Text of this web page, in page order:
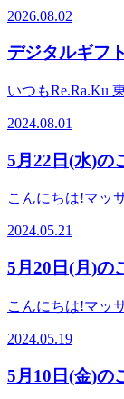
JR中央・総武線
れていてもご案
の間、換気を行
店をスタッフ一
や整体好きも納
チ』を取り入れ
〈営業時間〉終日
中野駅 東2出口よ
出来る場合があ
日も感染症対策
3日(月)空き情報
います。
めご了承ください
の間、換気を行
や整体好きも納
チ』を取り入れ
〈営業時間〉終
中野駅 東2出口よ
出来る場合があ
2026.08.02
デジタルギフ
いつもRe.Ra.Ku
になりました
ッセージを添え
手持ちのスマー
ただき、クレジ
れたチケットは
store.com/&lt;販売
ディケア 70分
30分 ¥3,850・フ
店舗
2024.08.01
5月22日(水)の
こんにちは!マッ
日も感染症対策
22日(水)空き情
います。11:00～
ります。予めご
～21:00までの間
す。 マッサージ
股関節ストレッ
2024.05.21
5月20日(月)の
こんにちは!マッ
日も感染症対策
20日(月)空き情
います。11:00～
2024.05.19
5月10日(金)の